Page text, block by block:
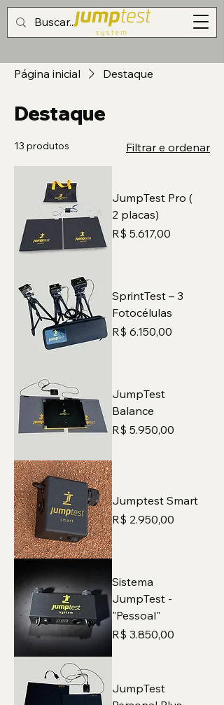
Página inicial Destaque
Destaque
13 produtos Filtrar e ordenar
JumpTest Pro (
2 placas)
Preço
R$ 5.617,00
SprintTest – 3
Fotocélulas
Preço
R$ 6.150,00
JumpTest
Balance
Preço
R$ 5.950,00
Jumptest Smart
Preço
R$ 2.950,00
Sistema
JumpTest -
"Pessoal"
Preço
R$ 3.850,00
JumpTest